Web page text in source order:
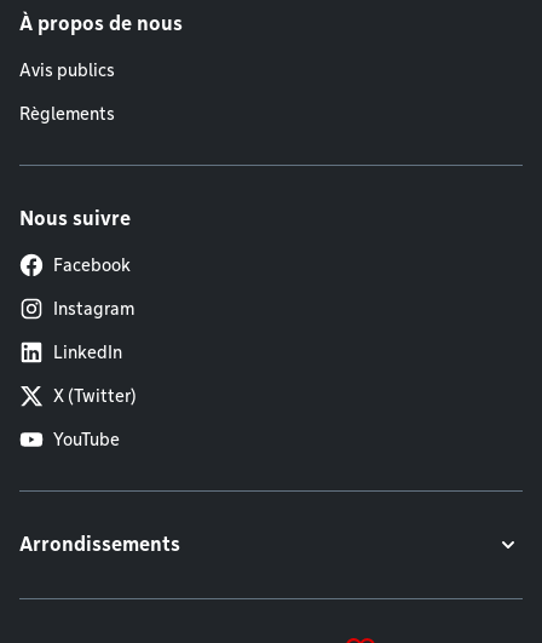
À propos de nous
Avis publics
Règlements
Nous suivre
Facebook
Instagram
LinkedIn
X (Twitter)
YouTube
Arrondissements